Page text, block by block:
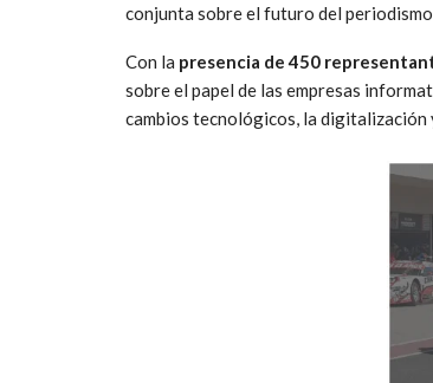
conjunta sobre el futuro del
Con la presencia de 450
sobre el papel de las empresas
cambios tecnológicos, la digitalización